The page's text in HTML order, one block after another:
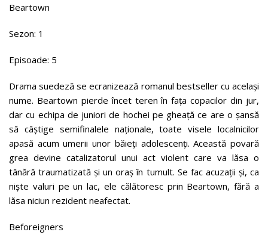
Beartown
Sezon: 1
Episoade: 5
Drama suedeză se ecranizează romanul bestseller cu același
nume. Beartown pierde încet teren în fața copacilor din jur,
dar cu echipa de juniori de hochei pe gheață ce are o șansă
să câștige semifinalele naționale, toate visele localnicilor
apasă acum umerii unor băieți adolescenți. Această povară
grea devine catalizatorul unui act violent care va lăsa o
tânără traumatizată și un oraș în tumult. Se fac acuzații și, ca
niște valuri pe un lac, ele călătoresc prin Beartown, fără a
lăsa niciun rezident neafectat.
Beforeigners